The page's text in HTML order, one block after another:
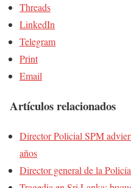
Threads
LinkedIn
Telegram
Print
Email
Artículos relacionados
Director Policial SPM
años
Director general de la